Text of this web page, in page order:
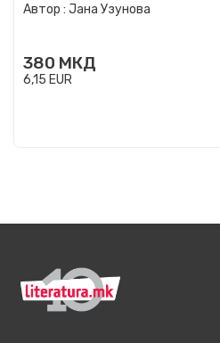
Автор : Јана Узунова
380 МКД
6,15 EUR